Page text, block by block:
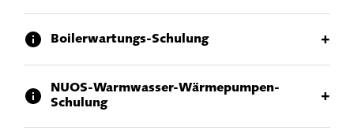
Boilerwartungs-Schulung +
NUOS-Warmwasser-Wärmepumpen-
Schulung
+